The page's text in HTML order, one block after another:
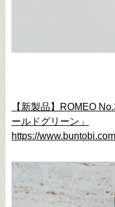
【新製品】ROMEO
ールドグリーン」
https://